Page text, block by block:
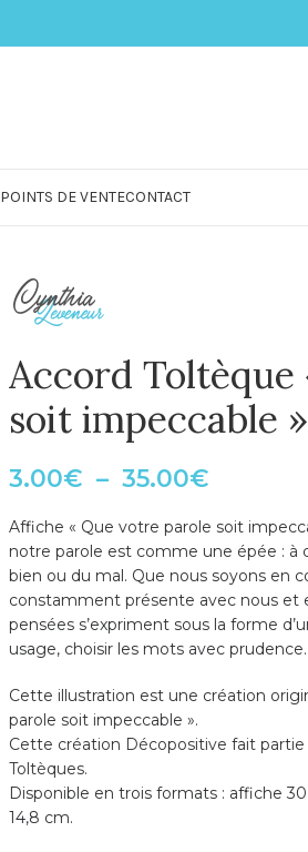
POINTS DE VENTECONTACT
Accord
soit impeccable »
3.00€ – 35.00€
Affiche « Que votre parole soit
notre parole est comme une épée : à
bien ou du mal. Que nous soyons en
constamment présente avec nous et
pensées s’expriment sous la forme
usage, choisir les mots avec prudence.
Cette illustration est une création
parole soit impeccable ».
Cette création Décopositive fait
Toltèques.
Disponible en trois formats : affiche
14,8 cm.